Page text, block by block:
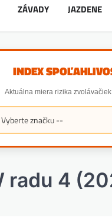
ZÁVADY JAZDENE
INDEX
Aktuálna miera rizika
radu 4